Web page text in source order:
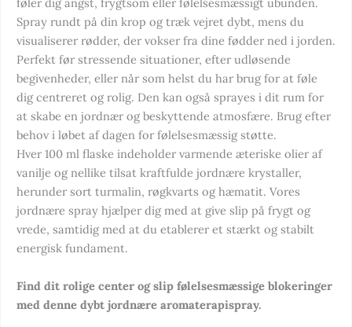
Spray rundt på din krop og træk vejret dybt, mens du
visualiserer rødder, der vokser fra dine fødder ned i jorden.
Perfekt før stressende situationer, efter udløsende
begivenheder, eller når som helst du har brug for at føle
dig centreret og rolig. Den kan også sprayes i dit rum for
at skabe en jordnær og beskyttende atmosfære. Brug efter
behov i løbet af dagen for følelsesmæssig støtte.
Hver 100 ml flaske indeholder varmende æteriske olier af
vanilje og nellike tilsat kraftfulde jordnære krystaller,
herunder sort turmalin, røgkvarts og hæmatit. Vores
jordnære spray hjælper dig med at give slip på frygt og
vrede, samtidig med at du etablerer et stærkt og stabilt
energisk fundament.
Find dit rolige center og slip følelsesmæssige blokeringer
med denne dybt jordnære aromaterapispray.